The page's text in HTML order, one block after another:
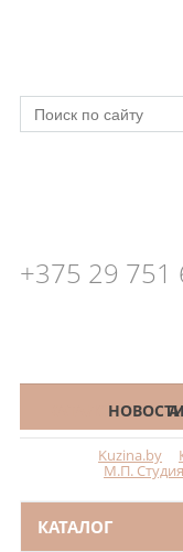
+375 29 751
КАТАЛОГ
Kuzina.by
М.П. Студия
КАТАЛОГ